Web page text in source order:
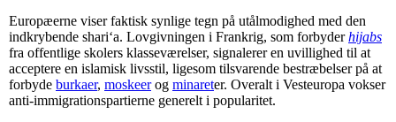
Europæerne viser faktisk synlige tegn på utålmodighed med den
indkrybende shari‘a. Lovgivningen i Frankrig, som forbyderhijabs
fra offentlige skolers klasseværelser, signalerer en uvillighed til at
acceptere en islamisk livsstil, ligesom tilsvarende bestræbelser på at
forbyde burkaer, moskeerog minareter. Overalt i Vesteuropa vokser
anti-immigrationspartierne generelt i popularitet.